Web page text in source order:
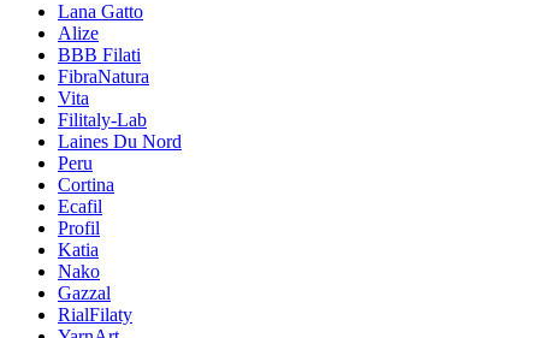
Lana Gatto
Alize
BBB Filati
FibraNatura
Vita
Filitaly-Lab
Laines Du Nord
Peru
Cortina
Ecafil
Profil
Katia
Nako
Gazzal
RialFilaty